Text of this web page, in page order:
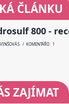
ČLÁNKU
800 -
S. / KOMENTÁŘŮ: 1
ZAJÍMAT